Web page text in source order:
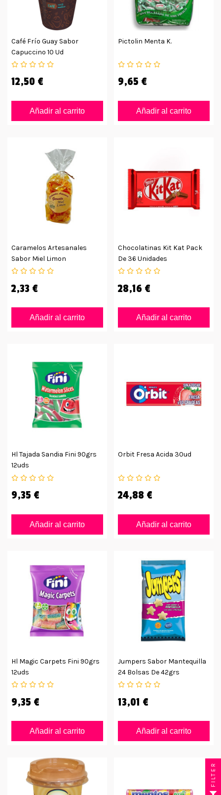
Café Frío Guay Sabor
Capuccino 10 Ud
12,50 €
Añadir al carrito
Pictolin Menta K.
9,65 €
Añadir al carrito
Caramelos Artesanales
Sabor Miel Limon
Alpujarreño 175grs
2,33 €
Añadir al carrito
Chocolatinas Kit Kat Pack
De 36 Unidades
28,16 €
Añadir al carrito
Hl Tajada Sandia Fini 90grs
12uds
9,35 €
Añadir al carrito
Orbit Fresa Acida 30ud
24,88 €
Añadir al carrito
Hl Magic Carpets Fini 90grs
12uds
9,35 €
Añadir al carrito
Jumpers Sabor Mantequilla
24 Bolsas De 42grs
13,01 €
Añadir al carrito
FILTER